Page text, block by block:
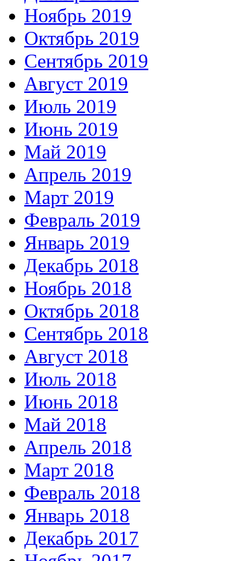
Ноябрь 2019
Октябрь 2019
Сентябрь 2019
Август 2019
Июль 2019
Июнь 2019
Май 2019
Апрель 2019
Март 2019
Февраль 2019
Январь 2019
Декабрь 2018
Ноябрь 2018
Октябрь 2018
Сентябрь 2018
Август 2018
Июль 2018
Июнь 2018
Май 2018
Апрель 2018
Март 2018
Февраль 2018
Январь 2018
Декабрь 2017